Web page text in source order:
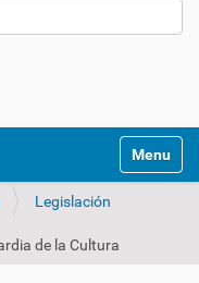
Mostrar/
Legislación